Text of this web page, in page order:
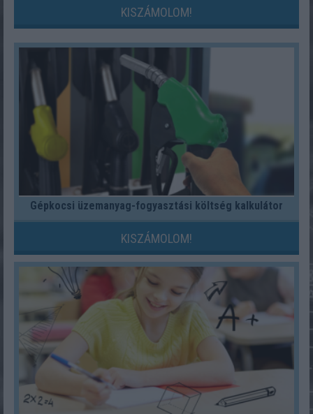
KISZÁMOLOM!
Gépkocsi üzemanyag-fogyasztási költség kalkulátor
KISZÁMOLOM!